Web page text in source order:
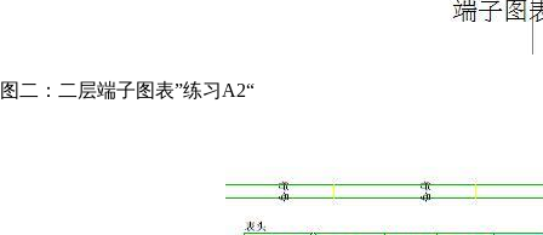
图二：二层端子图表”练习A2“